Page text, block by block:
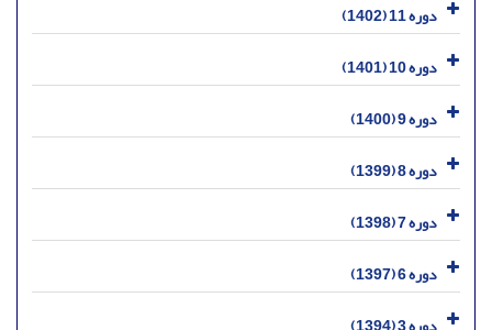
دوره 11 (1402)
دوره 10 (1401)
دوره 9 (1400)
دوره 8 (1399)
دوره 7 (1398)
دوره 6 (1397)